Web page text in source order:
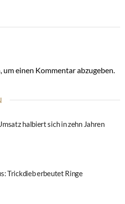
um einen Kommentar abzugeben.
halbiert sich in zehn Jahren
Trickdieb erbeutet Ringe